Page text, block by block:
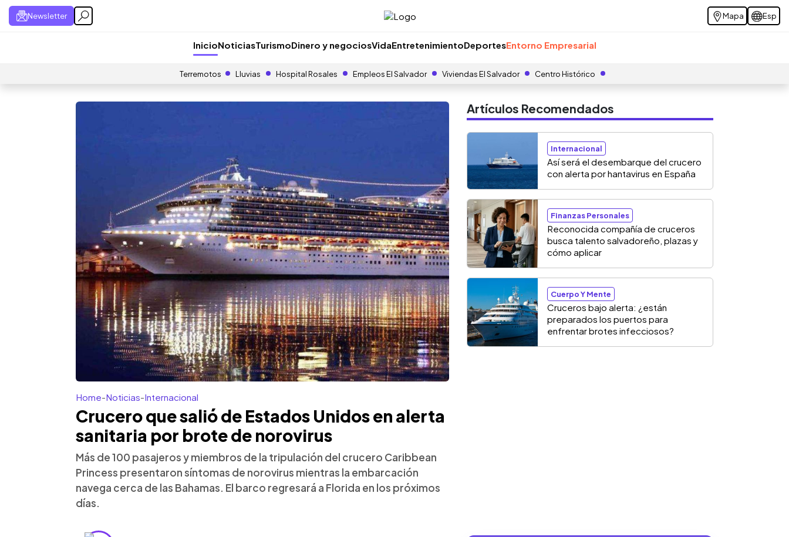
Newsletter Mapa Esp
InicioNoticiasTurismoDinero y negociosVidaEntretenimientoDeportesEntorno Empresarial
Terremotos Lluvias Hospital Rosales Empleos El Salvador Viviendas El Salvador Centro Histórico
Home-Noticias-Internacional
Crucero que salió de Estados Unidos en alerta
sanitaria por brote de norovirus
Más de 100 pasajeros y miembros de la tripulación del crucero Caribbean
Princess presentaron síntomas de norovirus mientras la embarcación
navega cerca de las Bahamas. El barco regresará a Florida en los próximos
días.
Artículos Recomendados
Internacional
Así será el desembarque del crucero
con alerta por hantavirus en España
Finanzas Personales
Reconocida compañía de cruceros
busca talento salvadoreño, plazas y
cómo aplicar
Cuerpo Y Mente
Cruceros bajo alerta: ¿están
preparados los puertos para
enfrentar brotes infecciosos?